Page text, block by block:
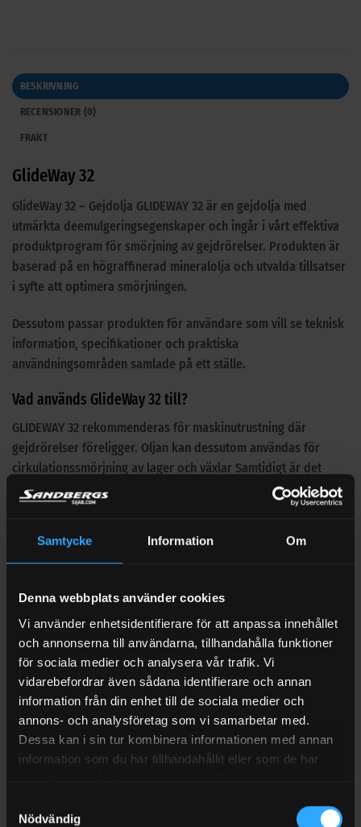
Samtycke Information Om
Denna webbplats använder cookies
Vi använder enhetsidentifierare för att anpassa innehållet
och annonserna till användarna, tillhandahålla funktioner
för sociala medier och analysera vår trafik. Vi
vidarebefordrar även sådana identifierare och annan
information från din enhet till de sociala medier och
annons- och analysföretag som vi samarbetar med.
Dessa kan i sin tur kombinera informationen med annan
information som du har tillhandahållit eller som de har
Nödvändig
BESKRIVNING
RECENSIONER (0)
FRAKT
GlideWay 32
GlideWay 32 – Gejdolja GLIDEWAY 32 är en gejdolja med
utmärkta deemulgeringsegenskaper och ingår i vårt effektiva
produktprogram för smörjning av gejdrörelser. Produkten är
baserad på en högraffinerad mineralolja och utvalda tillsatser
i syfte att optimera smörjningen.
Dessutom passar produkten för användare som vill se teknisk
information, specifikationer och praktiska
användningsområden samlade på ett ställe.
Vad används GlideWay 32 till?
GLIDEWAY 32 rekommenderas för maskinutrustning där
gejdrörelser föreligger. Oljan kan dessutom användas för
cirkulationssmörjning av lager och växlar Samtidigt är det
viktigt att matcha oljan eller sprayen mot rätt maskin,
driftmiljö och bytesintervall.
Så väljer du rätt gejdolja
materialkompatibilitet och tillverkarens krav. Kontrollera
Limited Slip-egenskaper, askhalt, biologisk nedbrytbarhet
Fördelar med GlideWay 32
GLIDEWAY 32 består av klara och högraffinerade
paraffinbaserade oljor med noga utvalda tillsatser, främst
för att erhålla bästa möjliga deemulgeringsegenskaper.
termisk stabilitet, utmärkt vidhäftningsförmåga och